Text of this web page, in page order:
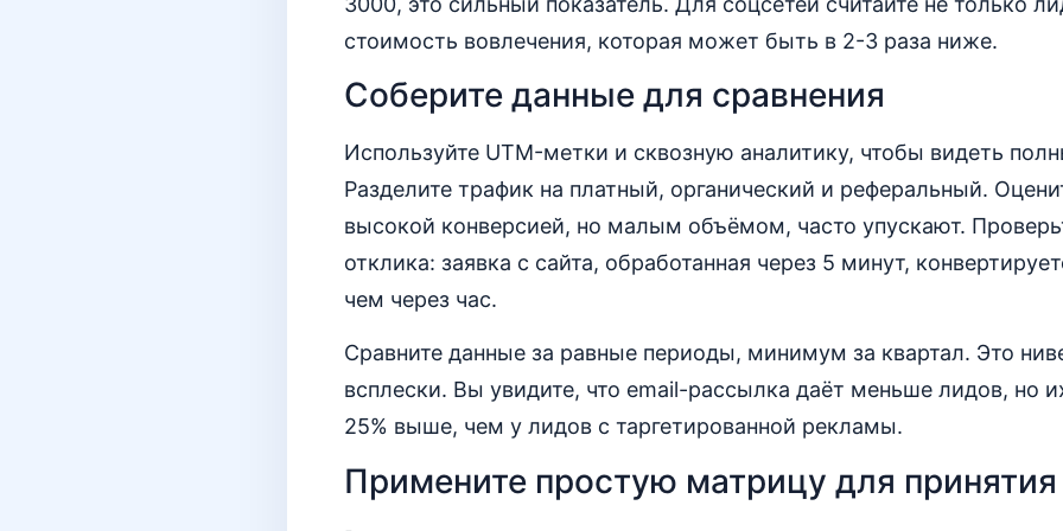
стоимость вовлечения, которая может быть в 2-3 раза ниже.
Соберите данные для сравнения
Используйте UTM-метки и сквозную аналитику, чтобы видеть
Разделите трафик на платный, органический и реферальный.
высокой конверсией, но малым объёмом, часто упускают.
отклика: заявка с сайта, обработанная через 5 минут,
чем через час.
Сравните данные за равные периоды, минимум за квартал. Это
всплески. Вы увидите, что email-рассылка даёт меньше лидов, но
25% выше, чем у лидов с таргетированной рекламы.
Примените простую матрицу для